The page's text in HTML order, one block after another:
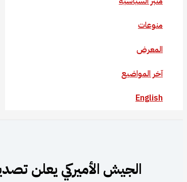
منوعات
المعرض
آخر المواضيع
English
الجيش الأميركي يعلن